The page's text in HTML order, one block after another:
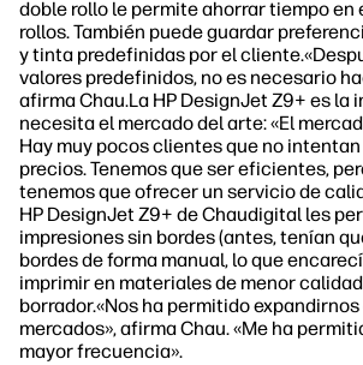
doble rollo le permite ahorrar tiempo en
rollos. También puede guardar
y tinta predefinidas por el
valores predefinidos, no es necesario
afirma Chau.La HP DesignJet Z9+ es la
necesita el mercado del arte: «El
Hay muy pocos clientes que no
precios. Tenemos que ser eficientes,
tenemos que ofrecer un servicio de
HP DesignJet Z9+ de Chaudigital les
impresiones sin bordes (antes, tenían
bordes de forma manual, lo que
imprimir en materiales de menor
borrador.«Nos ha permitido
mercados», afirma Chau. «Me ha
mayor frecuencia».